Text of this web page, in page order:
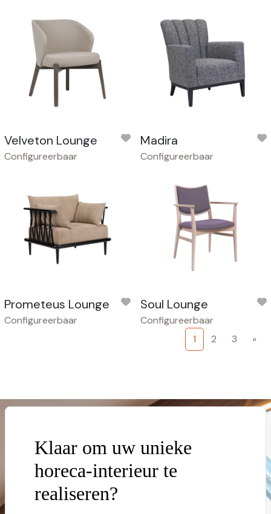
Velveton Lounge
Configureerbaar
Madira
Configureerbaar
Prometeus Lounge
Configureerbaar
Soul Lounge
Configureerbaar
1
2 3 »
Klaar om uw unieke
horeca-interieur te
realiseren?